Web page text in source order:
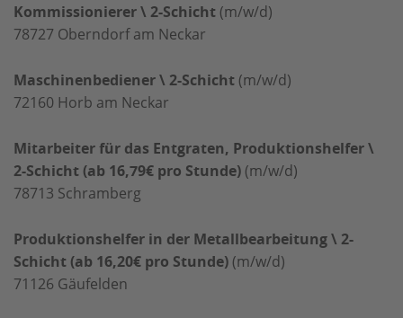
Kommissionierer \ 2-Schicht (m/w/d)
78727 Oberndorf am Neckar
Maschinenbediener \ 2-Schicht (m/w/d)
72160 Horb am Neckar
Mitarbeiter für das Entgraten, Produktionshelfer \
2-Schicht (ab 16,79€ pro Stunde) (m/w/d)
78713 Schramberg
Produktionshelfer in der Metallbearbeitung \ 2-
Schicht (ab 16,20€ pro Stunde) (m/w/d)
71126 Gäufelden